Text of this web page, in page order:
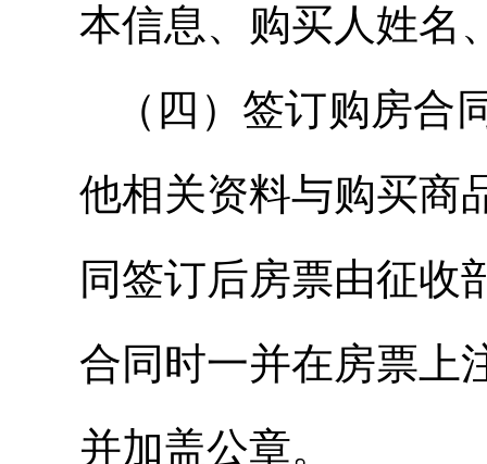
本信息、购买人姓名
（四）签订购房
他相关资料与购买商
同签订后房票由征收
合同时一并在房票上
并加盖公章。